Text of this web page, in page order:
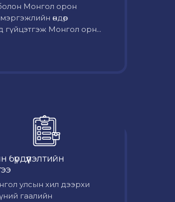
Монгол орон
өндөр
гүйцэтгэж Монгол орн...
бүрдүүлэлтийн
улсын хил дээрхи
гаалийн